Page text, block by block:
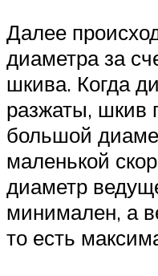
Далее
диаметра за
шкива. Когда
разжаты, шкив
большой
маленькой
диаметр
минимален, а
то есть